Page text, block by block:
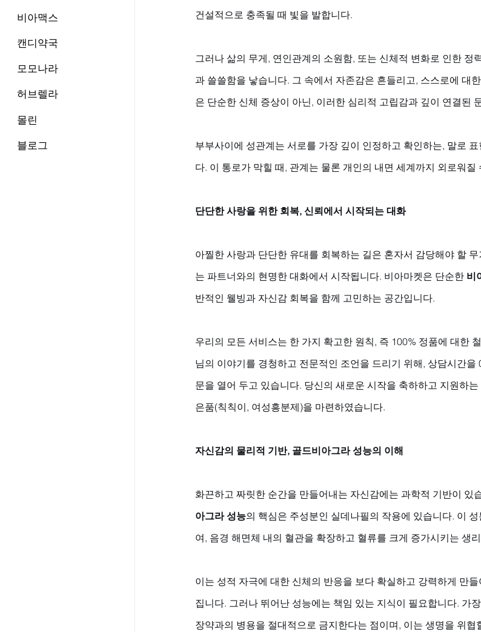
건설적으로 충족될 때 빛을 발합니다.
그러나 삶의 무게, 연인관계의 소원함, 또는 신체적 변화로 인한 정
과 쓸쓸함을 낳습니다. 그 속에서 자존감은 흔들리고, 스스로에 대
은 단순한 신체 증상이 아닌, 이러한 심리적 고립감과 깊이 연결된
부부사이에 성관계는 서로를 가장 깊이 인정하고 확인하는, 말로
다. 이 통로가 막힐 때, 관계는 물론 개인의 내면 세계까지 외로워질
단단한 사랑을 위한 회복, 신뢰에서 시작되는 대화
아찔한 사랑과 단단한 유대를 회복하는 길은 혼자서 감당해야 할
는 파트너와의 현명한 대화에서 시작됩니다. 비아마켓은 단순한 비
반적인 웰빙과 자신감 회복을 함께 고민하는 공간입니다.
우리의 모든 서비스는 한 가지 확고한 원칙, 즉 100% 정품에 대한
님의 이야기를 경청하고 전문적인 조언을 드리기 위해, 상담시간
문을 열어 두고 있습니다. 당신의 새로운 시작을 축하하고 지원하
은품(칙칙이, 여성흥분제)을 마련하였습니다.
자신감의 물리적 기반, 골드비아그라 성능의 이해
화끈하고 짜릿한 순간을 만들어내는 자신감에는 과학적 기반이 있
아그라 성능의 핵심은 주성분인 실데나필의 작용에 있습니다. 이
여, 음경 해면체 내의 혈관을 확장하고 혈류를 크게 증가시키는 생
이는 성적 자극에 대한 신체의 반응을 보다 확실하고 강력하게 만
집니다. 그러나 뛰어난 성능에는 책임 있는 지식이 필요합니다. 가
장약과의 병용을 절대적으로 금지한다는 점이며, 이는 생명을 위협
비아맥스
캔디약국
모모나라
허브렐라
몰린
블로그